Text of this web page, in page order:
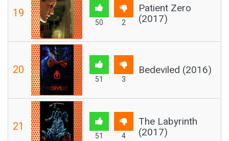
19
50 2
Patient Zero
(2017)
20
51 3
Bedeviled (2016)
21
51 4
The Labyrinth
(2017)